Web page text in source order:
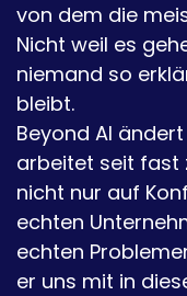
von dem die
Nicht weil es
niemand so
bleibt.
Beyond AI
arbeitet seit fast
nicht nur auf
echten
echten
er uns mit in